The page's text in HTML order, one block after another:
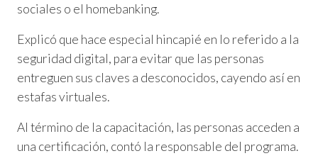
sociales o el homebanking.
Explicó que hace especial hincapié en lo referido a la
seguridad digital, para evitar que las personas
entreguen sus claves a desconocidos, cayendo así en
estafas virtuales.
Al término de la capacitación, las personas acceden a
una certificación, contó la responsable del programa.